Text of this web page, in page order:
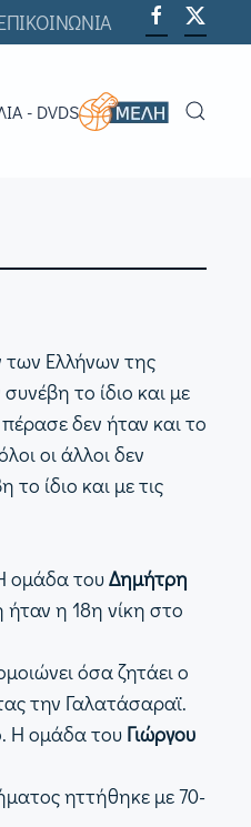
- DVDS
των Ελλήνων της
το ίδιο και με
δεν ήταν και το
οι άλλοι δεν
ίδιο και με τις
ομάδα τουΔημήτρη
η 18η νίκη στο
όσα ζητάει ο
την Γαλατάσαραϊ.
Η ομάδα του Γιώργου
ηττήθηκε με 70-